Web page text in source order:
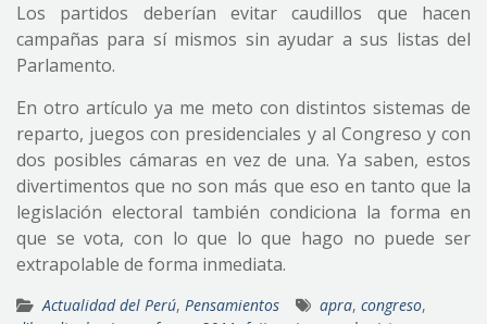
Los partidos deberían evitar caudillos que hacen
campañas para sí mismos sin ayudar a sus listas del
Parlamento.
En otro artículo ya me meto con distintos sistemas de
reparto, juegos con presidenciales y al Congreso y con
dos posibles cámaras en vez de una. Ya saben, estos
divertimentos que no son más que eso en tanto que la
legislación electoral también condiciona la forma en
que se vota, con lo que lo que hago no puede ser
extrapolable de forma inmediata.
Actualidad del Perú, Pensamientos apra, congreso,